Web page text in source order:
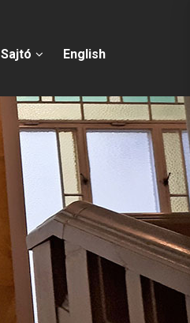
Sajtó English